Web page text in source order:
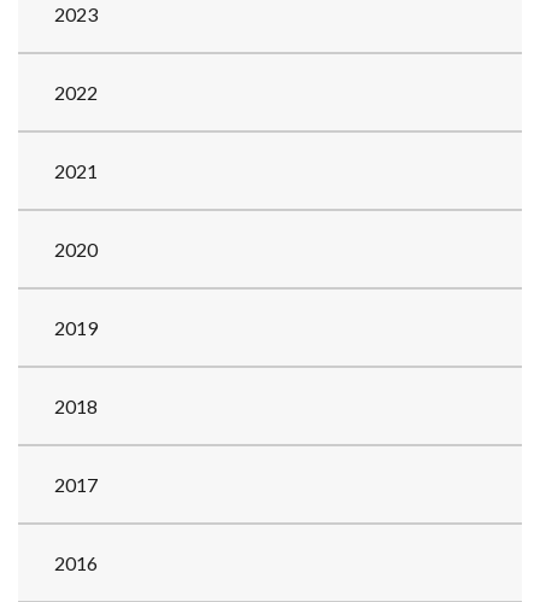
2023
2022
2021
2020
2019
2018
2017
2016